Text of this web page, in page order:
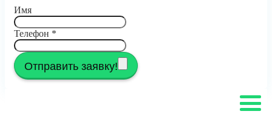
Имя
Телефон *
Отправить заявку!